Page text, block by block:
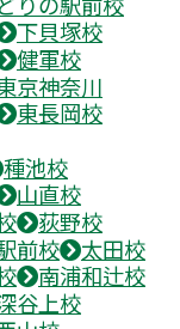
下貝塚校
健軍校
京神奈川
東長岡校
種池校
山直校
荻野校
前校
太田校
南浦和辻校
谷上校